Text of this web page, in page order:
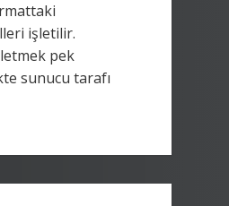
işletilir.
pek
sunucu tarafı